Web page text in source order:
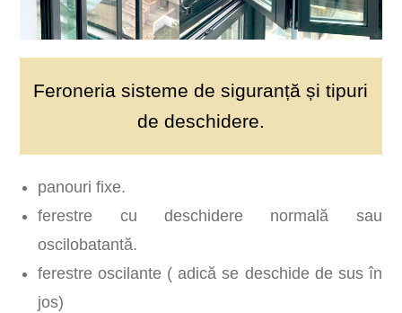
Feroneria sisteme de siguranță și tipuri
de deschidere.
panouri fixe.
ferestre cu deschidere normală sau
oscilobatantă.
ferestre oscilante ( adică se deschide de sus în
jos)